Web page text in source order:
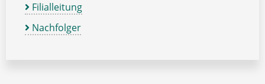
Filialleitung
Nachfolger